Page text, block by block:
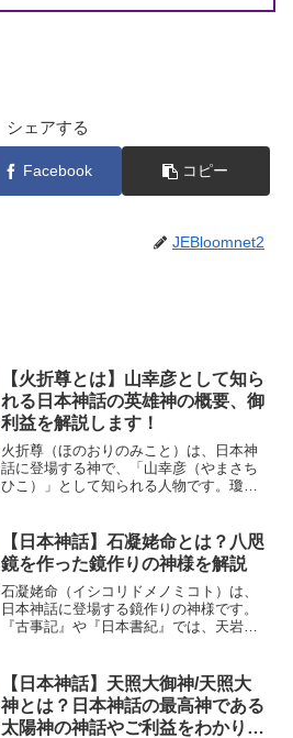
シェアする
Facebook コピー
JEBloomnet2
【火折尊とは】山幸彦として知ら
れる日本神話の英雄神の概要、御
利益を解説します！
火折尊（ほのおりのみこと）は、日本神
話に登場する神で、「山幸彦（やまさち
ひこ）」として知られる人物です。瓊瓊
れ、龍神の娘・豊玉姫と結ばれた物語
は、日本神話の代表的な恋と冒...
【日本神話】石凝姥命とは？八咫
鏡を作った鏡作りの神様を解説
石凝姥命（イシコリドメノミコト）は、
日本神話に登場する鏡作りの神様です。
『古事記』や『日本書紀』では、天岩戸
は後に三種の神器の一つとなり、皇位継
承の象徴として現在まで...
【日本神話】天照大御神/天照大
神とは？日本神話の最高神である
太陽神の神話やご利益をわかりや